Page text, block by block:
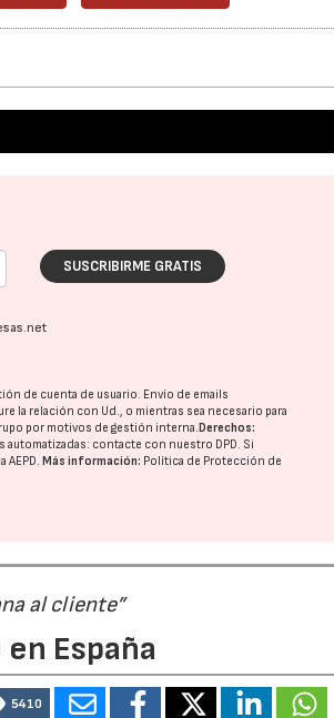
SUSCRIBIRME GRATIS
de cuenta de usuario. Envío de emails
la relación con Ud., o mientras sea necesario para
por motivos de gestión interna.Derechos:
contacte con nuestro DPD. Si
AEPD.Más información: Política de Protección de
al cliente”
España
5410